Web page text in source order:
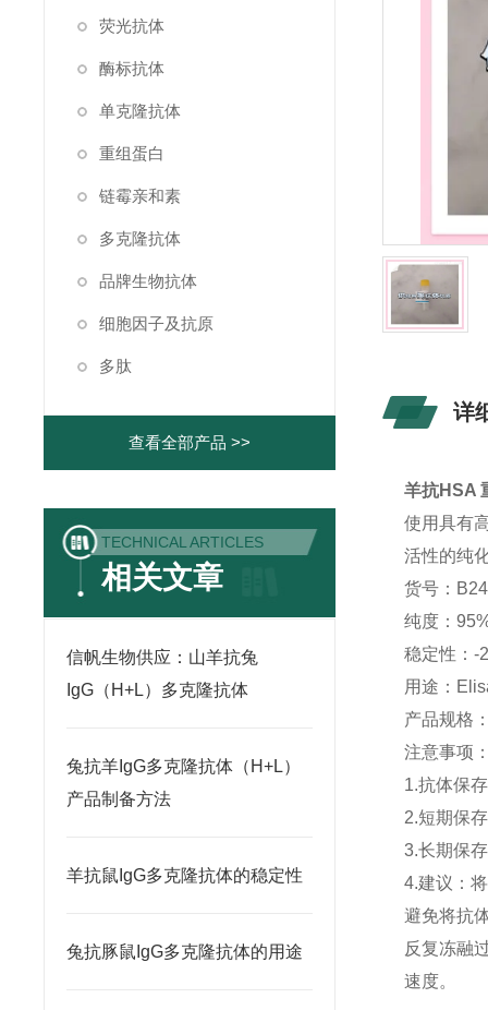
荧光抗体
酶标抗体
单克隆抗体
重组蛋白
链霉亲和素
多克隆抗体
品牌生物抗体
细胞因子及抗原
多肽
查看全部产品 >>
TECHNICAL ARTICLES
相关文章
信帆生物供应：山羊抗兔
IgG（H+L）多克隆抗体
兔抗羊IgG多克隆抗体（H+L）
产品制备方法
羊抗鼠IgG多克隆抗体的稳定性
兔抗豚鼠IgG多克隆抗体的用途
详
羊抗HSA
使用具有
活性的纯
货号：
纯度：
稳定性：-
用途：
产品规格
注意事项
1.抗体保
2.短期保
3.长期保
4.建议：
避免将抗
反复冻融
速度。